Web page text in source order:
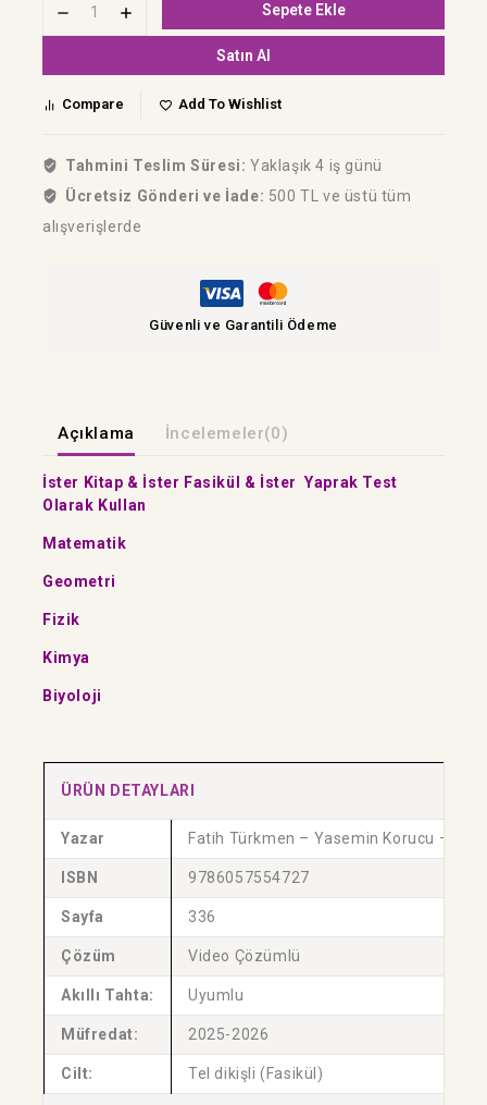
Sepete Ekle
Satın Al
Compare Add To Wishlist
Tahmini Teslim Süresi: Yaklaşık 4 iş günü
Ücretsiz Gönderi ve İade: 500 TL ve üstü tüm
alışverişlerde
Güvenli ve Garantili Ödeme
Açıklama İncelemeler(0)
İster Kitap & İster Fasikül & İster Yaprak Test
Olarak Kullan
Matematik
Geometri
Fizik
Kimya
Biyoloji
ÜRÜN DETAYLARI
Yazar Fatih Türkmen – Yasemin Korucu –
ISBN 9786057554727
Sayfa 336
Çözüm Video Çözümlü
Akıllı Tahta: Uyumlu
Müfredat: 2025-2026
Cilt: Tel dikişli (Fasikül)